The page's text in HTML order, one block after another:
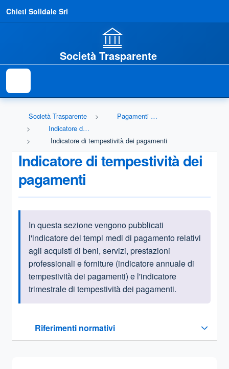
Chieti Solidale Srl
Società Trasparente
Società Trasparente
Pagamenti dell'amministrazione
Indicatore di tempestività dei pagamenti
Indicatore di tempestività dei pagamenti
Indicatore di tempestività dei
pagamenti
Informazioni introduttive
In questa sezione vengono pubblicati
l'indicatore dei tempi medi di pagamento relativi
agli acquisti di beni, servizi, prestazioni
professionali e forniture (indicatore annuale di
tempestività dei pagamenti) e l'indicatore
trimestrale di tempestività dei pagamenti.
Riferimenti normativi
Sezione compressa